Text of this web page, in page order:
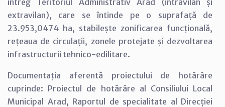
extravilan), care se întinde pe o suprafață de
23.953,0474 ha, stabilește zonificarea funcțională,
rețeaua de circulații, zonele protejate și dezvoltarea
infrastructurii tehnico-edilitare.
Documentația aferentă proiectului de hotărâre
cuprinde: Proiectul de hotărâre al Consiliului Local
Municipal Arad, Raportul de specialitate al Direcției